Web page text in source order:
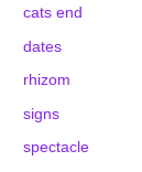
cats end
dates
rhizom
signs
spectacle